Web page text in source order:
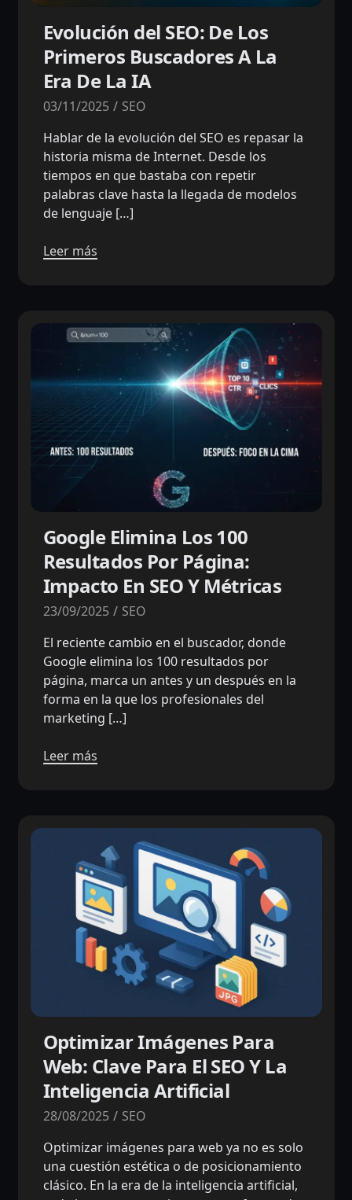
Evolución del SEO: De Los
Primeros Buscadores A La
Era De La IA
03/11/2025
SEO
Hablar de la evolución del SEO es repasar la
historia misma de Internet. Desde los
tiempos en que bastaba con repetir
palabras clave hasta la llegada de modelos
de lenguaje […]
Leer más
Google Elimina Los 100
Resultados Por Página:
Impacto En SEO Y Métricas
23/09/2025
SEO
El reciente cambio en el buscador, donde
Google elimina los 100 resultados por
página, marca un antes y un después en la
forma en la que los profesionales del
marketing […]
Leer más
Optimizar Imágenes Para
Web: Clave Para El SEO Y La
Inteligencia Artificial
28/08/2025
SEO
Optimizar imágenes para web ya no es solo
una cuestión estética o de posicionamiento
clásico. En la era de la inteligencia artificial,